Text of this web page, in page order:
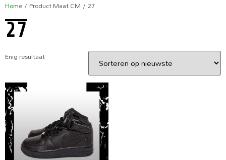
Home/ Product Maat CM / 27
27
Enig resultaat